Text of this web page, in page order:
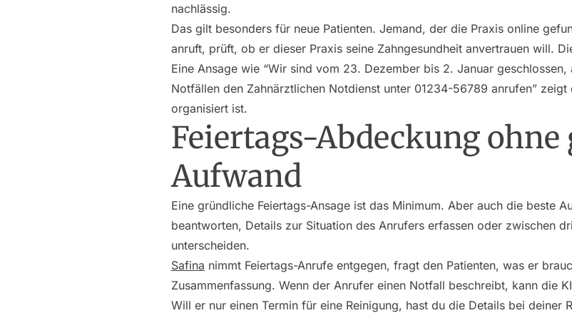
nachlässig.
Das gilt besonders für neue Patienten. Jemand, der die Praxis online
anruft, prüft, ob er dieser Praxis seine Zahngesundheit anvertrauen will.
Eine Ansage wie “Wir sind vom 23. Dezember bis 2. Januar
Notfällen den Zahnärztlichen Notdienst unter 01234-56789 anrufen”
organisiert ist.
Feiertags-Abdeckung ohne
Aufwand
Eine gründliche Feiertags-Ansage ist das Minimum. Aber auch die beste
beantworten, Details zur Situation des Anrufers erfassen oder zwischen
unterscheiden.
Safina nimmt Feiertags-Anrufe entgegen, fragt den Patienten, was er
Zusammenfassung. Wenn der Anrufer einen Notfall beschreibt, kann die
Will er nur einen Termin für eine Reinigung, hast du die Details bei deiner